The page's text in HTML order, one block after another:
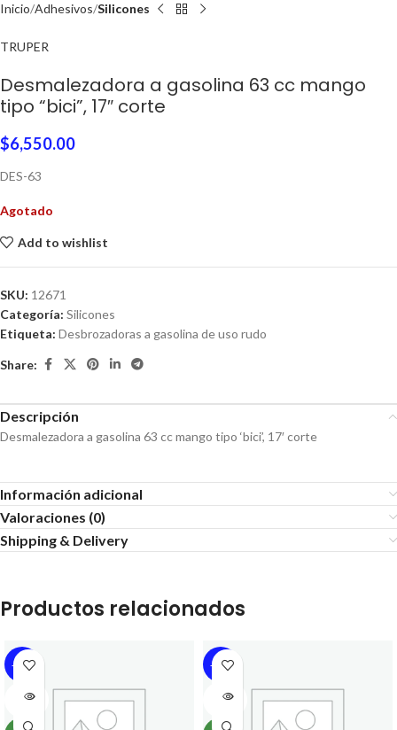
Inicio Adhesivos Silicones
TRUPER
Desmalezadora a gasolina 63 cc mango
tipo “bici”, 17″ corte
$6,550.00
DES-63
Agotado
Add to wishlist
SKU: 12671
Categoría: Silicones
Etiqueta: Desbrozadoras a gasolina de uso rudo
Share:
Descripción
Desmalezadora a gasolina 63 cc mango tipo ‘bici’, 17′ corte
Información adicional
Valoraciones (0)
Shipping & Delivery
Productos relacionados
-17%
SOLD
-16%
SOLD